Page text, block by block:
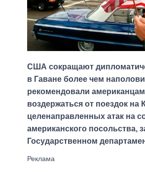
США сокращают
в Гаване более чем
рекомендовали американцам
воздержаться от поездок на
целенаправленных атак на
американского посольства,
Государственном